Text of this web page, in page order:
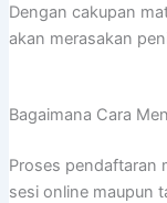
Dengan cakupan
akan merasakan
Bagaimana Cara
Proses pendaftaran
sesi online maupun